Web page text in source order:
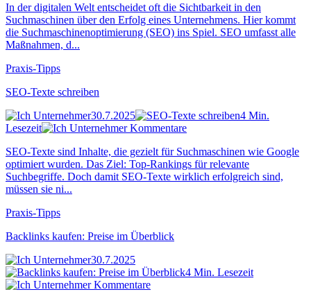
In der digitalen Welt entscheidet oft die Sichtbarkeit in den
Suchmaschinen über den Erfolg eines Unternehmens. Hier kommt
die Suchmaschinenoptimierung (SEO) ins Spiel. SEO umfasst alle
Maßnahmen, d...
Praxis-Tipps
SEO-Texte schreiben
30.7.2025
4 Min.
Lesezeit
Kommentare
SEO-Texte sind Inhalte, die gezielt für Suchmaschinen wie Google
optimiert wurden. Das Ziel: Top-Rankings für relevante
Suchbegriffe. Doch damit SEO-Texte wirklich erfolgreich sind,
müssen sie ni...
Praxis-Tipps
Backlinks kaufen: Preise im Überblick
30.7.2025
4 Min. Lesezeit
Kommentare